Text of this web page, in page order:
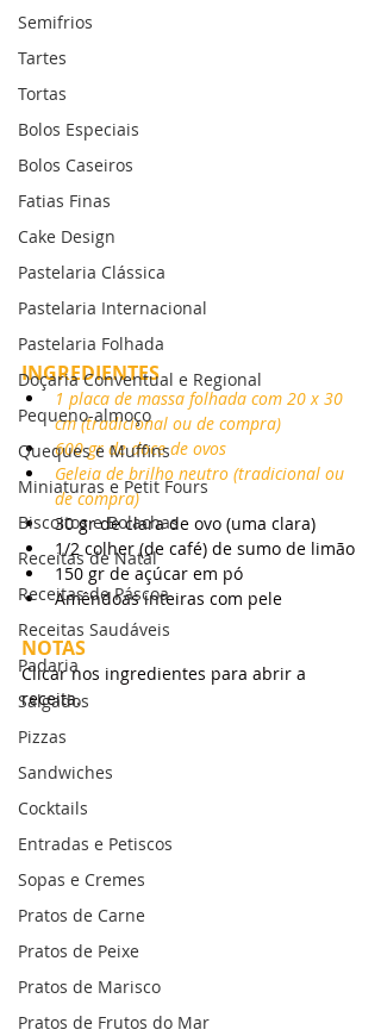
Semifrios
Tartes
Tortas
Bolos Especiais
Bolos Caseiros
Fatias Finas
Cake Design
Pastelaria Clássica
Pastelaria Internacional
Pastelaria Folhada
Doçaria Conventual e Regional
Pequeno-almoço
Queques e Muffins
Miniaturas e Petit Fours
Biscoitos e Bolachas
Receitas de Natal
Receitas de Páscoa
Receitas Saudáveis
Padaria
Salgados
Pizzas
Sandwiches
Cocktails
Entradas e Petiscos
Sopas e Cremes
Pratos de Carne
Pratos de Peixe
Pratos de Marisco
Pratos de Frutos do Mar
INGREDIENTES
1 placa de massa folhada com 20 x 30
cm (tradicional ou de compra)
600 gr de doce de ovos
Geleia de brilho neutro (tradicional ou
de compra)
30 gr de clara de ovo (uma clara)
1/2 colher (de café) de sumo de limão
150 gr de açúcar em pó
Amêndoas inteiras com pele
NOTAS
Clicar nos ingredientes para abrir a
receita.